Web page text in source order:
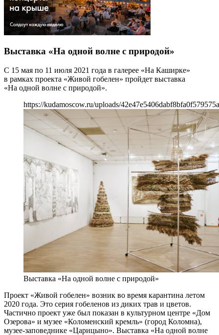
Выставка «На одной волне с природой»
С 15 мая по 11 июля 2021 года в галерее «На Каширке»
в рамках проекта «Живой гобелен» пройдет выставка
«На одной волне с природой».
https://kudamoscow.ru/uploads/
Выставка «На одной волне с природой»
Проект «Живой гобелен» возник во время карантина летом
2020 года. Это серия гобеленов из диких трав и цветов.
Частично проект уже был показан в культурном центре «Дом
Озерова» и музее «Коломенский кремль» (город Коломна),
музее-заповеднике «Царицыно». Выставка «На одной волне